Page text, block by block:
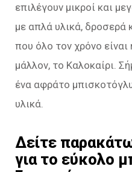
επιλέγουν μικροί και
με απλά υλικά, δροσερά
που όλο τον χρόνο
μάλλον, το Καλοκαίρι.
ένα αφράτο
υλικά.
Δείτε
για το εύκολο